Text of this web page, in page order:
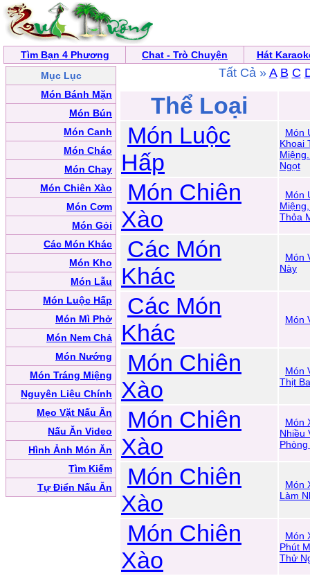
Tìm Bạn 4 Phương Chat - Trò Chuyện
Hát
Mục Lục
Món Bánh Mặn
Món Bún
Món Canh
Món Cháo
Món Chay
Món Chiên Xào
Món Cơm
Món Gỏi
Các Món Khác
Món Kho
Món Lẫu
Món Luộc Hấp
Món Mì Phở
Món Nem Chả
Món Nướng
Món Tráng Miệng
Nguyên Liệu Chính
Mẹo Vặt Nấu Ăn
Nấu Ăn Video
Hình Ảnh Món Ăn
Tìm Kiếm
Tự Điển Nấu Ăn
Tất Cả » A B C
Thể Loại
Món Luộc
Hấp
Món
Khoai
Ngọt
Món Chiên
Xào
Món
Thỏa
Các Món
Khác
Món
Này
Các Món
Khác
Món
Món Chiên
Xào
Món
Thịt
Món Chiên
Xào
Món
Nhiều
Món Chiên
Xào
Món
Làm
Món Chiên
Xào
Món
Phút
Thử